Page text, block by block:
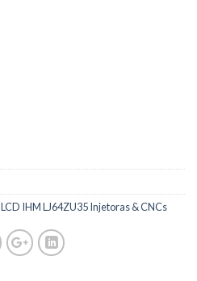
LCD IHM LJ64ZU35 Injetoras & CNCs